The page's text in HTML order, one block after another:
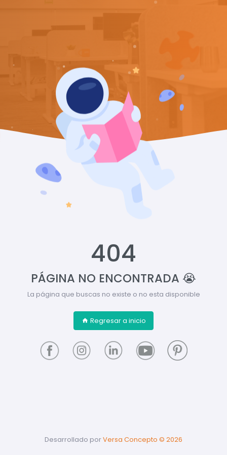
404
PÁGINA NO ENCONTRADA 😭
La página que buscas no existe o no esta disponible
Regresar a inicio
Desarrollado porVersa Concepto © 2026